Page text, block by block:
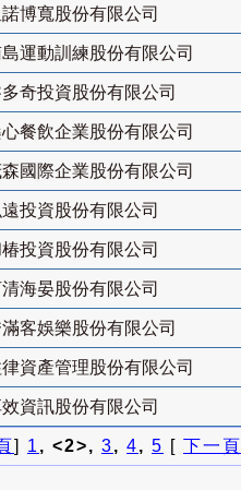
博寬股份有限公司
運動訓練股份有限公司
奇投資股份有限公司
餐飲企業股份有限公司
國際企業股份有限公司
投資股份有限公司
投資股份有限公司
海晏股份有限公司
客娛樂股份有限公司
資產管理股份有限公司
資訊股份有限公司
] 1, <2>, 3, 4, 5 [ 下一頁